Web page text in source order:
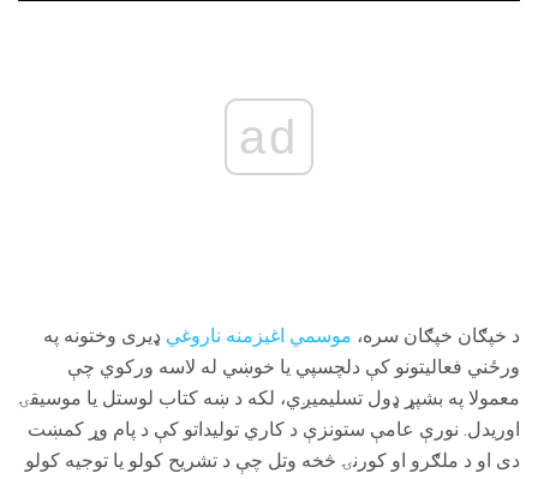
ad
د خپګان خپګان سره، موسمي اغیزمنه ناروغي ډیری وختونه په
ورځني فعالیتونو کې دلچسپي یا خوښي له لاسه ورکوي چې
معمولا په بشپړ ډول تسلیميږي، لکه د ښه کتاب لوستل یا موسیقۍ
اوریدل. نورې عامې ستونزې د کاري تولیداتو کې د پام وړ کمښت
دی او د ملګرو او کورنۍ څخه وتل چې د تشریح کولو یا توجیه کولو